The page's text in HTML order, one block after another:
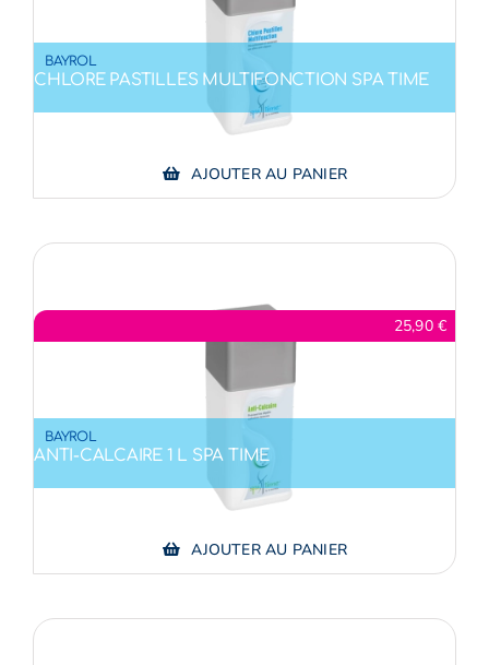
BAYROL
CHLORE PASTILLES MULTIFONCTION SPA TIME
AJOUTER AU PANIER
25,90 €
BAYROL
ANTI-CALCAIRE 1 L SPA TIME
AJOUTER AU PANIER